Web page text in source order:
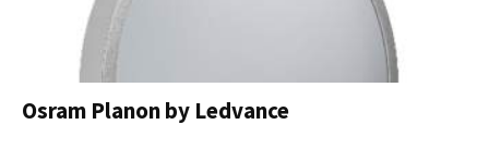
Osram Planon by Ledvance